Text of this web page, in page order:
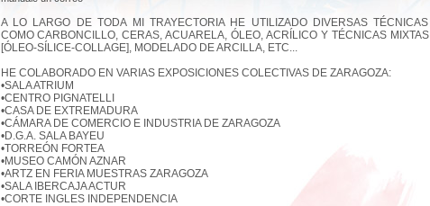
A LO LARGO DE TODA MI TRAYECTORIA HE UTILIZADO DIVERSAS TÉCNICAS
COMO CARBONCILLO, CERAS, ACUARELA, ÓLEO, ACRÍLICO Y TÉCNICAS MIXTAS
[ÓLEO-SÍLICE-COLLAGE], MODELADO DE ARCILLA, ETC...
HE COLABORADO EN VARIAS EXPOSICIONES COLECTIVAS DE ZARAGOZA:
•SALA ATRIUM
•CENTRO PIGNATELLI
•CASA DE EXTREMADURA
•CÁMARA DE COMERCIO E INDUSTRIA DE ZARAGOZA
•D.G.A. SALA BAYEU
•TORREÓN FORTEA
•MUSEO CAMÓN AZNAR
•ARTZ EN FERIA MUESTRAS ZARAGOZA
•SALA IBERCAJA ACTUR
•CORTE INGLES INDEPENDENCIA